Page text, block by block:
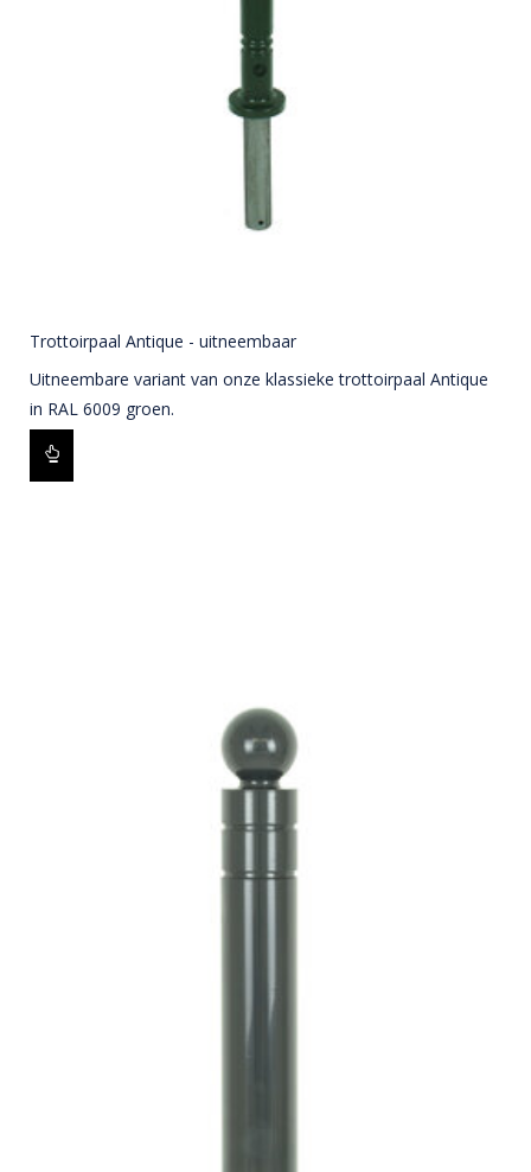
Trottoirpaal Antique - uitneembaar
Uitneembare variant van onze klassieke trottoirpaal Antique
in RAL 6009 groen.